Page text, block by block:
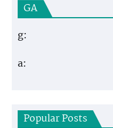
GA
g:
a:
Popular Posts